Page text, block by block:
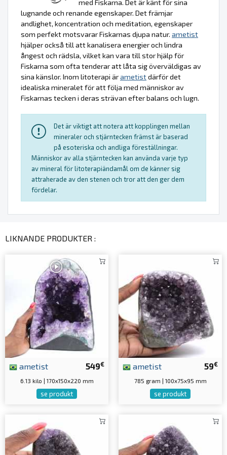
med Fiskarna. Det är känt för sina
lugnande och renande egenskaper. Det främjar
andlighet, koncentration och meditation, egenskaper
som perfekt motsvarar Fiskarnas djupa natur. ametist
hjälper också till att kanalisera energier och lindra
ångest och rädsla, vilket kan vara till stor hjälp för
Fiskarna som ofta tenderar att låta sig överväldigas av
sina känslor. Inom litoterapi ärametistdärför det
idealiska mineralet för att följa med människor av
Fiskarnas tecken i deras strävan efter balans och lugn.
Det är viktigt att notera att kopplingen mellan
mineraler och stjärntecken främst är baserad
på esoteriska och andliga föreställningar.
Människor av alla stjärntecken kan använda varje typ
av mineral för litoterapiändamål om de känner sig
attraherade av den stenen och tror att den ger dem
fördelar.
LIKNANDE PRODUKTER :
549€
ametist
6.13 kilo | 170x150x220 mm
se produkt
59€
ametist
785 gram | 100x75x95 mm
se produkt